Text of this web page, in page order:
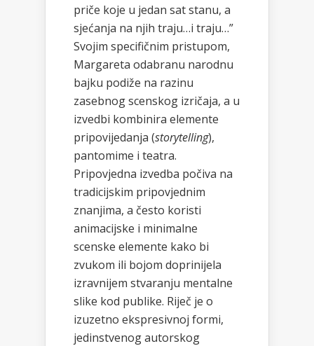
priče koje u jedan sat stanu, a
sjećanja na njih traju…i traju…”
Svojim specifičnim pristupom,
Margareta odabranu narodnu
bajku podiže na razinu
zasebnog scenskog izričaja, a u
izvedbi kombinira elemente
pripovijedanja (storytelling),
pantomime i teatra.
Pripovjedna izvedba počiva na
tradicijskim pripovjednim
znanjima, a često koristi
animacijske i minimalne
scenske elemente kako bi
zvukom ili bojom doprinijela
izravnijem stvaranju mentalne
slike kod publike. Riječ je o
izuzetno ekspresivnoj formi,
jedinstvenog autorskog